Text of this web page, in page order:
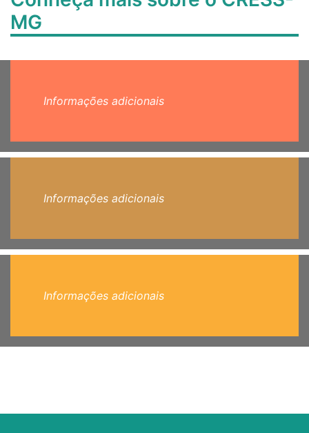
MG
Informações adicionais
Informações adicionais
Informações adicionais